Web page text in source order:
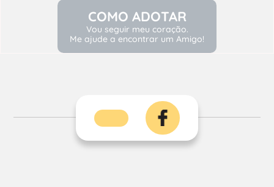
COMO ADOTAR
Vou seguir meu coração.
Me ajude a encontrar um Amigo!